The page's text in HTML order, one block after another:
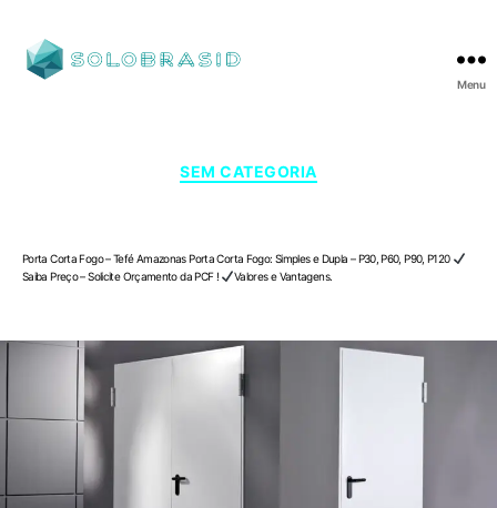
Menu
SEM CATEGORIA
Porta Corta Fogo – Tefé Amazonas Porta Corta Fogo: Simples e Dupla – P30, P60, P90, P120
Saiba Preço – Solicite Orçamento da PCF !
Valores e Vantagens.